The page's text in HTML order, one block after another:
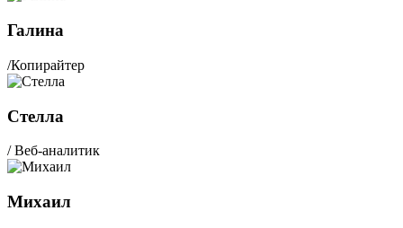
Галина
/Копирайтер
Стелла
/ Веб-аналитик
Михаил